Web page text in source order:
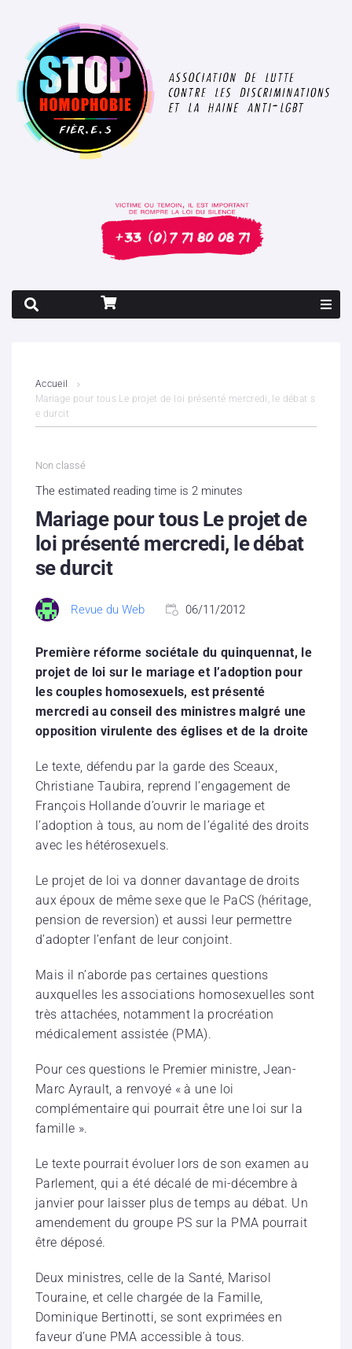
Contenus litigieux
Boutique
Partenaires
Contacts
Hébergement solidaire
Accueil
Mariage pour tous Le projet de loi présenté mercredi, le débat s
e durcit
Non classé
The estimated reading time is 2 minutes
Mariage pour tous Le projet de
loi présenté mercredi, le débat
se durcit
Revue du Web 06/11/2012
Première réforme sociétale du quinquennat, le
projet de loi sur le mariage et l’adoption pour
les couples homosexuels, est présenté
mercredi au conseil des ministres malgré une
opposition virulente des églises et de la droite
Le texte, défendu par la garde des Sceaux,
Christiane Taubira, reprend l’engagement de
François Hollande d’ouvrir le mariage et
l’adoption à tous, au nom de l’égalité des droits
avec les hétérosexuels.
Le projet de loi va donner davantage de droits
aux époux de même sexe que le PaCS (héritage,
pension de reversion) et aussi leur permettre
d’adopter l’enfant de leur conjoint.
Mais il n’aborde pas certaines questions
auxquelles les associations homosexuelles sont
très attachées, notamment la procréation
médicalement assistée (PMA).
Pour ces questions le Premier ministre, Jean-
Marc Ayrault, a renvoyé « à une loi
complémentaire qui pourrait être une loi sur la
famille ».
Le texte pourrait évoluer lors de son examen au
Parlement, qui a été décalé de mi-décembre à
janvier pour laisser plus de temps au débat. Un
amendement du groupe PS sur la PMA pourrait
être déposé.
Deux ministres, celle de la Santé, Marisol
Touraine, et celle chargée de la Famille,
Dominique Bertinotti, se sont exprimées en
faveur d’une PMA accessible à tous.